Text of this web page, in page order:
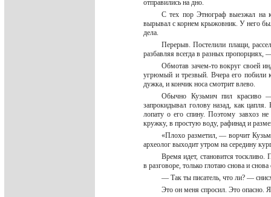
отправились на дно.
С тех пор Этнограф выезжал на
вырывал с корнем крыжовник. У него
дела.
Перерыв. Постелили плащи,
разбавляя всегда в разных
Обмотав зачем-то вокруг своей
угрюмый и трезвый. Вчера его побили
дужка, и кончик носа смотрит влево.
Обычно Кузьмич пил красиво
запрокидывал голову назад, как
лопату о его спину. Поэтому завхоз
кружку, в простую воду, рафинад и
«Плохо разметил, — ворчит
археолог выходит утром на середину
Время идет, становится тоскливо.
в разговоре, только глотаю снова и
— Так ты писатель, что ли? —
Это он меня спросил. Это опасно.